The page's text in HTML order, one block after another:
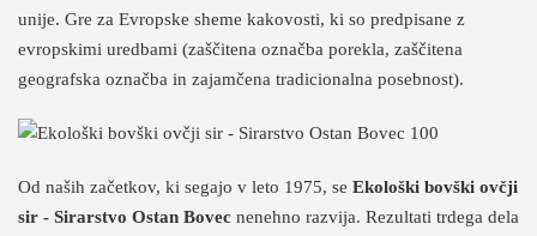
unije. Gre za Evropske sheme kakovosti, ki so predpisane z
evropskimi uredbami (zaščitena označba porekla, zaščitena
geografska označba in zajamčena tradicionalna posebnost).
Od naših začetkov, ki segajo v leto 1975, se Ekološki bovški ovčji
sir - Sirarstvo Ostan Bovec nenehno razvija. Rezultati trdega dela